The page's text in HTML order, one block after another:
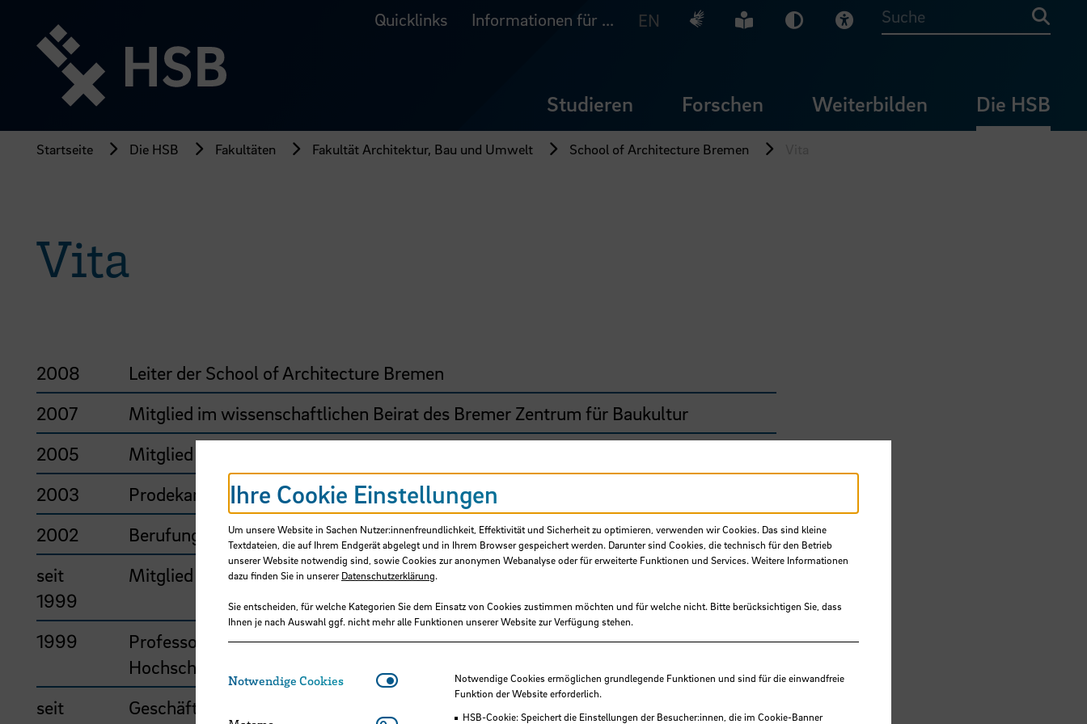
Seiteninhalt
springen
Quicklinks Informationen für ... EN Deutsche Gebärdensprache
Leichte Sprache
Dunkel-Modus
Visuelle Hilfe
Suche
Studieren Forschen Weiterbilden Die HSB
Startseite Die HSB Fakultäten Fakultät Architektur, Bau und Umwelt School of Architecture Bremen
Vita
2008
Leiter der School of Architecture Bremen
2007
Mitglied im wissenschaftlichen Beirat des Bremer Zentrum für Baukultur
2005
Mitglied im Vorstand des BDA, Bund Deutscher Architekten im Land Bremen
2003
Prodekan und Studiendekan Fachbereich Architektur HS Bremen
2002
Berufung in den BDA Bremen
seit
1999
Mitglied der AK Bremen
1999
Professor für Entwerfen, Baukonstruktion und Technischen Ausbau an der
Hochschule Bremen
seit
Geschäftführender Gesellschafter der IBUS Architektengemeinschaft und des
Ihre Cookie Einstellungen
Um unsere Website in Sachen Nutzer:innenfreundlichkeit, Effektivität und Sicherheit zu optimieren, verwenden wir Cookies. Das sind kleine
Textdateien, die auf Ihrem Endgerät abgelegt und in Ihrem Browser gespeichert werden. Darunter sind Cookies, die technisch für den Betrieb
unserer Website notwendig sind, sowie Cookies zur anonymen Webanalyse oder für erweiterte Funktionen und Services. Weitere Informationen
dazu finden Sie in unsererDatenschutzerklärung.
Sie entscheiden, für welche Kategorien Sie dem Einsatz von Cookies zustimmen möchten und für welche nicht. Bitte berücksichtigen Sie, dass
Ihnen je nach Auswahl ggf. nicht mehr alle Funktionen unserer Website zur Verfügung stehen.
Notwendige Cookies Notwendige CookiesNotwendige Cookies ermöglichen grundlegende Funktionen und sind für die einwandfreie
Funktion der Website erforderlich.
HSB-Cookie: Speichert die Einstellungen der Besucher:innen, die im Cookie-Banner